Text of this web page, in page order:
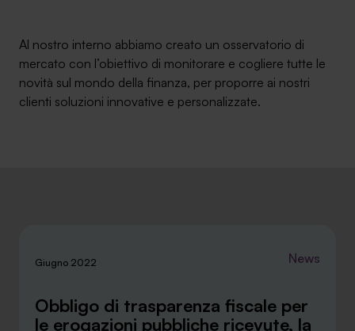
SA Finance Mediazione Creditizia Srl, società di mediazione creditizia iscritta
Al nostro interno abbiamo creato un osservatorio di
mercato con l’obiettivo di monitorare e cogliere tutte le
novità sul mondo della finanza, per proporre ai nostri
clienti soluzioni innovative e personalizzate.
Giugno 2022 News
Obbligo di trasparenza fiscale per
le erogazioni pubbliche ricevute, la